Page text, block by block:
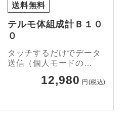
送料無料
テルモ体組成計Ｂ１０
０
タッチするだけでデータ
送信（個人モードの
12,980 円(税込)